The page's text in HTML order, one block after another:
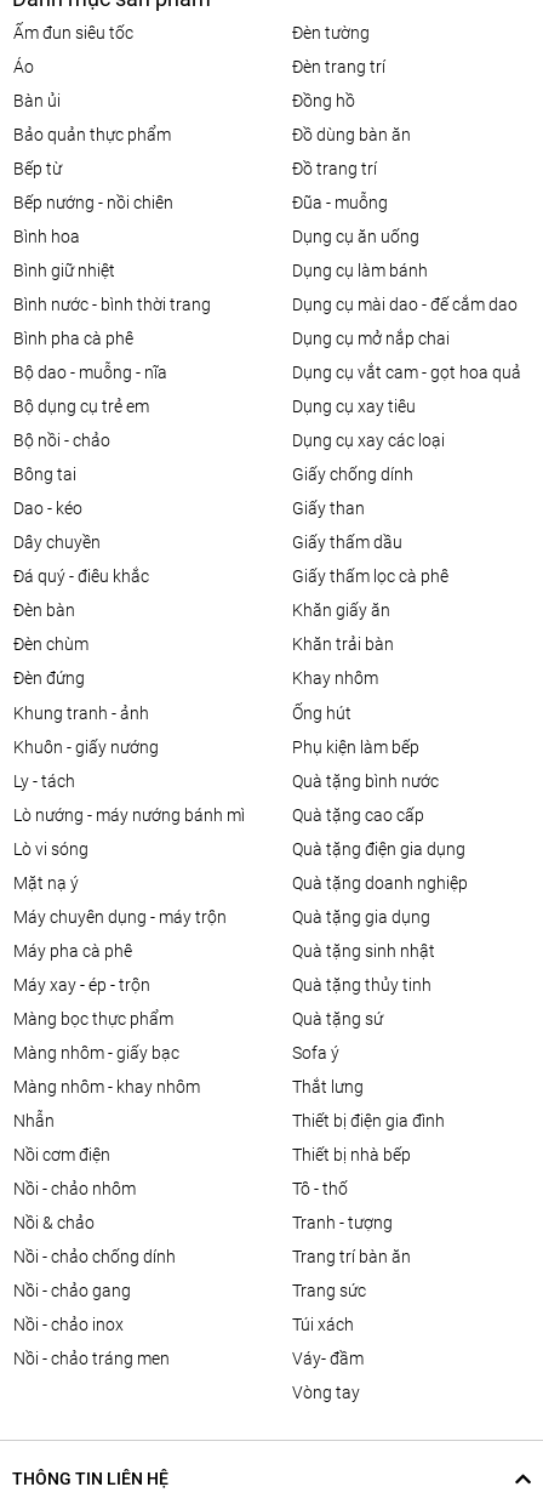
ấm đun siêu tốc
áo
bàn ủi
bảo quản thực phẩm
bếp từ
bếp nướng - nồi chiên
bình hoa
bình giữ nhiệt
bình nước - bình thời trang
bình pha cà phê
bộ dao - muỗng - nĩa
bộ dụng cụ trẻ em
bộ nồi - chảo
bông tai
dao - kéo
dây chuyền
đá quý - điêu khắc
đèn bàn
đèn chùm
đèn đứng
đèn tường
đèn trang trí
đồng hồ
đồ dùng bàn ăn
đồ trang trí
đũa - muỗng
dụng cụ ăn uống
dụng cụ làm bánh
dụng cụ mài dao - đế cắm dao
dụng cụ mở nắp chai
dụng cụ vắt cam - gọt hoa quả
dụng cụ xay tiêu
dụng cụ xay các loại
giấy chống dính
giấy than
giấy thấm dầu
giấy thấm lọc cà phê
khăn giấy ăn
khăn trải bàn
khay nhôm
khung tranh - ảnh
khuôn - giấy nướng
ly - tách
lò nướng - máy nướng bánh mì
lò vi sóng
mặt nạ ý
máy chuyên dụng - máy trộn
máy pha cà phê
máy xay - ép - trộn
màng bọc thực phẩm
màng nhôm - giấy bạc
màng nhôm - khay nhôm
nhẫn
nồi cơm điện
nồi - chảo nhôm
nồi & chảo
nồi - chảo chống dính
nồi - chảo gang
nồi - chảo inox
nồi - chảo tráng men
ống hút
phụ kiện làm bếp
quà tặng bình nước
quà tặng cao cấp
quà tặng điện gia dụng
quà tặng doanh nghiệp
quà tặng gia dụng
quà tặng sinh nhật
quà tặng thủy tinh
quà tặng sứ
sofa ý
thắt lưng
thiết bị điện gia đình
thiết bị nhà bếp
tô - thố
tranh - tượng
trang trí bàn ăn
trang sức
túi xách
váy- đầm
vòng tay
THÔNG TIN LIÊN HỆ